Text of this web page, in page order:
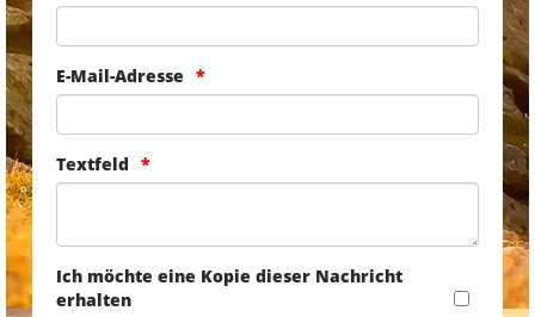
E-Mail-Adresse
Textfeld
Ich möchte eine Kopie dieser Nachricht
erhalten